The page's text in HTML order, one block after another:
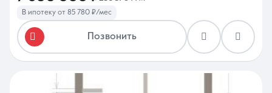
В ипотеку от 85 780 ₽/мес
Позвонить